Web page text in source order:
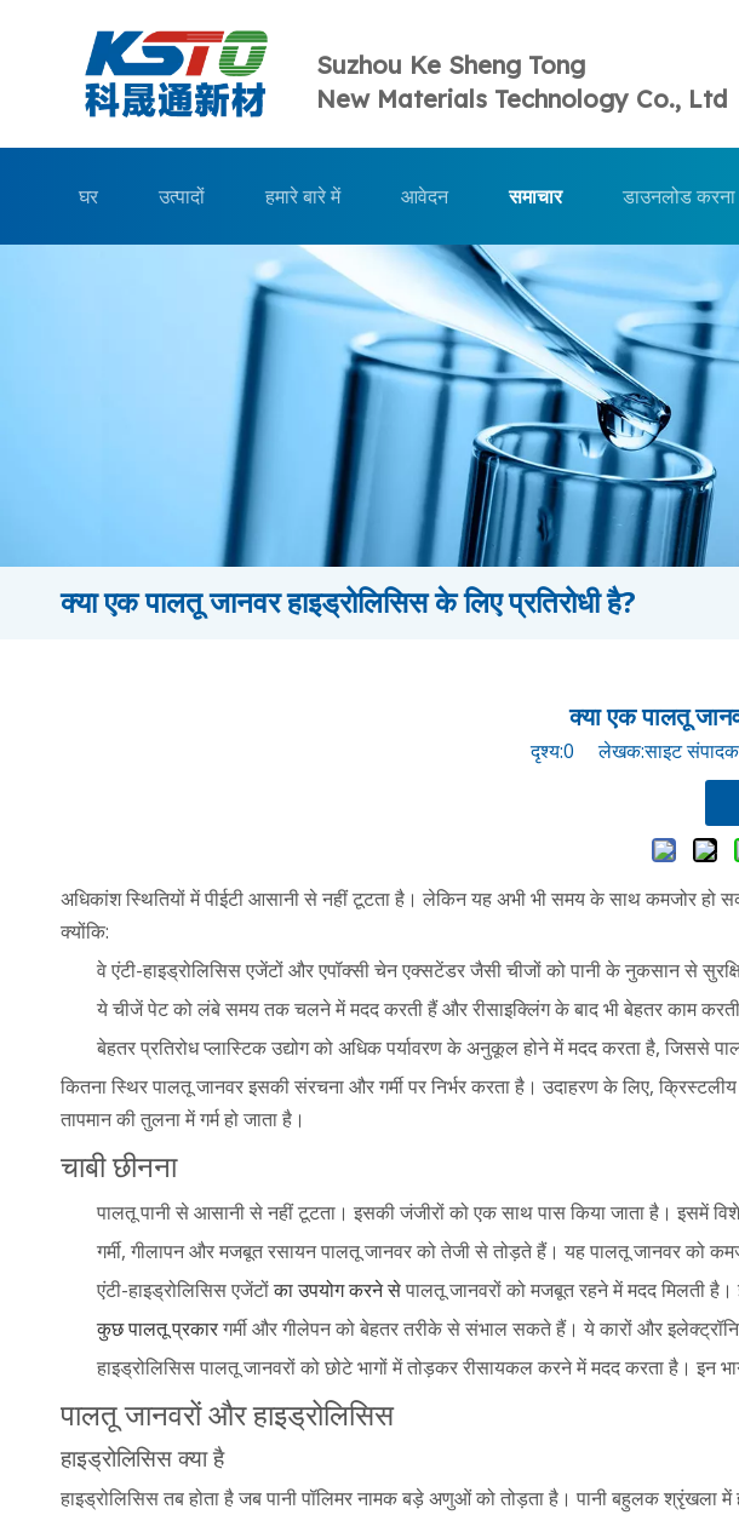
Suzhou Ke Sheng Tong
New Materials Technology Co., Ltd
घर उत्पादों हमारे बारे में आवेदन समाचार डाउनलोड करना
क्या एक पालतू जानवर हाइड्रोलिसिस के लिए प्रतिरोधी है?
क्या एक पालतू
दृश्य:0 लेखक:साइट
अधिकांश स्थितियों में पीईटी आसानी से नहीं टूटता है। लेकिन यह अभी भी समय के साथ कमजोर हो
क्योंकि:
वे एंटी-हाइड्रोलिसिस एजेंटों और एपॉक्सी चेन एक्सटेंडर जैसी चीजों को पानी के नुकसान से
ये चीजें पेट को लंबे समय तक चलने में मदद करती हैं और रीसाइक्लिंग के बाद भी बेहतर काम
बेहतर प्रतिरोध प्लास्टिक उद्योग को अधिक पर्यावरण के अनुकूल होने में मदद करता है, जिससे
कितना स्थिर पालतू जानवर इसकी संरचना और गर्मी पर निर्भर करता है। उदाहरण के लिए,
तापमान की तुलना में गर्म हो जाता है।
चाबी छीनना
पालतू पानी से आसानी से नहीं टूटता। इसकी जंजीरों को एक साथ पास किया जाता है। इसमें
गर्मी, गीलापन और मजबूत रसायन पालतू जानवर को तेजी से तोड़ते हैं। यह पालतू जानवर को
एंटी-हाइड्रोलिसिस एजेंटोंका उपयोग करने सेपालतू जानवरों को मजबूत रहने में मदद मिलती
कुछ पालतू प्रकारगर्मी और गीलेपन को बेहतर तरीके से संभाल सकते हैं। ये कारों और
हाइड्रोलिसिस पालतू जानवरों को छोटे भागों में तोड़कर रीसायकल करने में मदद करता है। इन
पालतू जानवरों और हाइड्रोलिसिस
हाइड्रोलिसिस क्या है
हाइड्रोलिसिस तब होता है जब पानी पॉलिमर नामक बड़े अणुओं को तोड़ता है। पानी बहुलक श्रृंखला